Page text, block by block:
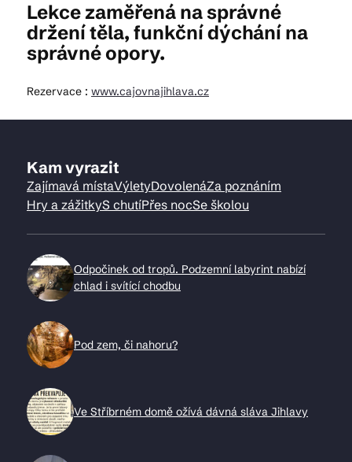
Lekce zaměřená na správné
držení těla, funkční dýchání na
správné opory.
Rezervace : www.cajovnajihlava.cz
Kam vyrazit
Zajímavá místaVýletyDovolenáZa poznáním
Hry a zážitkyS chutíPřes nocSe školou
Odpočinek od tropů. Podzemní labyrint nabízí
chlad i svítící chodbu
Pod zem, či nahoru?
Ve Stříbrném domě ožívá dávná sláva Jihlavy